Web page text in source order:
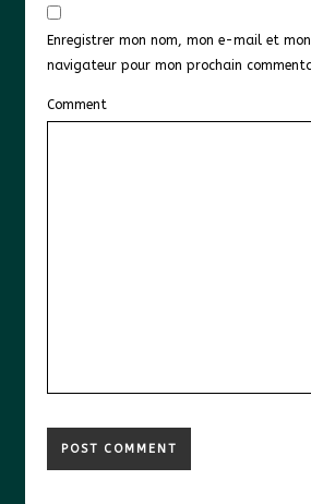
Enregistrer mon nom, mon e-mail et
navigateur pour mon prochain
Comment